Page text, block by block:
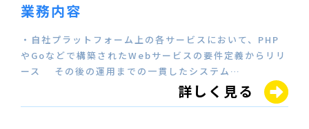
業務内容
・自社プラットフォーム上の各サービスにおいて、PHP
やGoなどで構築されたWebサービスの要件定義からリリ
ース その後の運用までの一貫したシステム…
詳しく見る